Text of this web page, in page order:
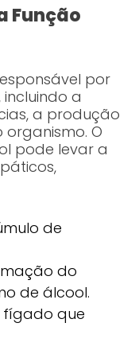
Função
por
incluindo a
a produção
O
pode levar a
de
do
de álcool.
que